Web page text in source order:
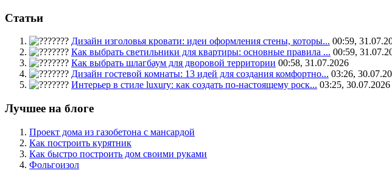
Статьи
Дизайн изголовья кровати: идеи оформления стены, которы... 00:59,
Как выбрать светильники для квартиры: основные правила ... 00:59,
Как выбрать шлагбаум для дворовой территории 00:58, 31.07.2026
Дизайн гостевой комнаты: 13 идей для создания комфортно... 03:26,
Интерьер в стиле luxury: как создать по-настоящему роск... 03:25, 30.07.2026
Лучшее на блоге
Проект дома из газобетона с мансардой
Как построить курятник
Как быстро построить дом своими руками
Фольгоизол